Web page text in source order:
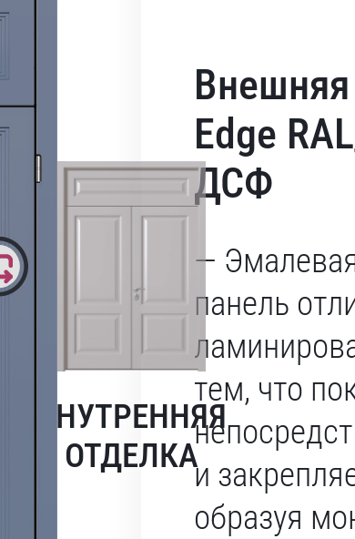
ВНУТРЕННЯЯ
ОТДЕЛКА
Edge
ДСФ
—
панель
тем, что
и
образуя